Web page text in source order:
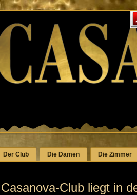
Der Club Die Damen Die Zimmer
Club liegt in